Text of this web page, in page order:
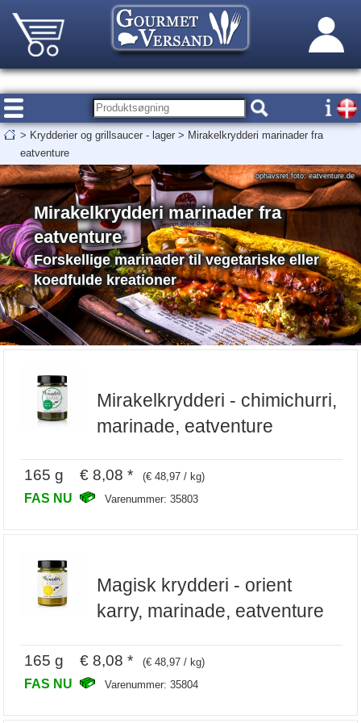
> Krydderier og grillsaucer - lager > Mirakelkrydderi marinader fra
eatventure
Mirakelkrydderi marinader fra
eatventure
Forskellige marinader til vegetariske eller
koedfulde kreationer
ophavsret foto: eatventure.de
Mirakelkrydderi - chimichurri,
marinade, eatventure
165 g € 8,08 * (€ 48,97 / kg)
FAS NU Varenummer: 35803
Magisk krydderi - orient
karry, marinade, eatventure
165 g € 8,08 * (€ 48,97 / kg)
FAS NU Varenummer: 35804